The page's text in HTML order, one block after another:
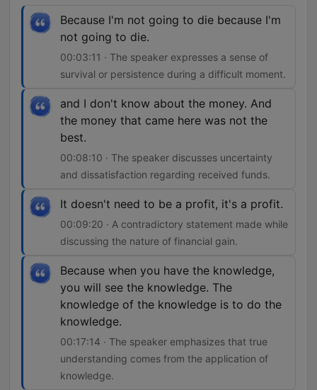
Because I'm not going to die because I'm
not going to die.
00:03:11 · The speaker expresses a sense of
survival or persistence during a difficult moment.
and I don't know about the money. And
the money that came here was not the
best.
00:08:10 · The speaker discusses uncertainty
and dissatisfaction regarding received funds.
It doesn't need to be a profit, it's a profit.
00:09:20 · A contradictory statement made while
discussing the nature of financial gain.
Because when you have the knowledge,
you will see the knowledge. The
knowledge of the knowledge is to do the
knowledge.
00:17:14 · The speaker emphasizes that true
understanding comes from the application of
knowledge.